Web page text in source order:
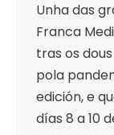
Unha das
Franca
tras os
pola
edición, e
días 8 a 10